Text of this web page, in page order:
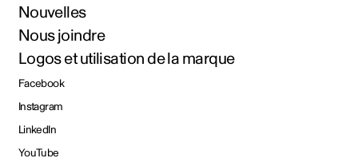
Nouvelles
Nous joindre
Logos et utilisation de la marque
Facebook
Instagram
LinkedIn
YouTube